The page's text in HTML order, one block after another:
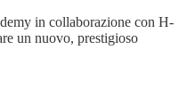
in collaborazione con H-
un nuovo, prestigioso